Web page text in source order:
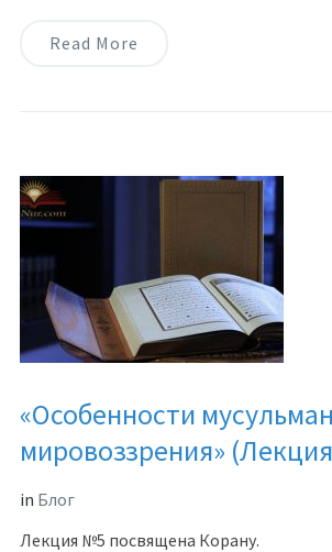
Read More
«Особенности
мировоззрения»
in Блог
Лекция №5 посвящена Корану.